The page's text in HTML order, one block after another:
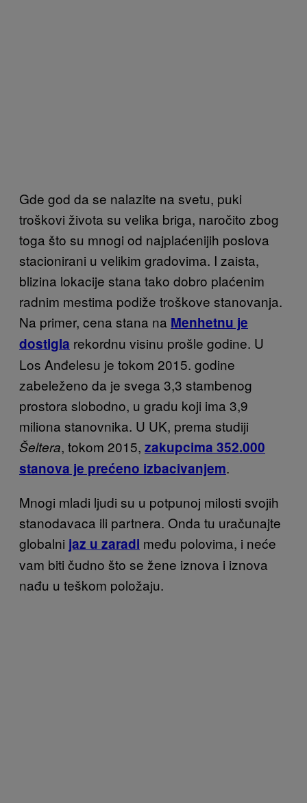
Gde god da se nalazite na svetu, puki
troškovi života su velika briga, naročito zbog
toga što su mnogi od najplaćenijih poslova
stacionirani u velikim gradovima. I zaista,
blizina lokacije stana tako dobro plaćenim
radnim mestima podiže troškove stanovanja.
Na primer, cena stana na Menhetnu je
dostigla rekordnu visinu prošle godine. U
Los Anđelesu je tokom 2015. godine
zabeleženo da je svega 3,3 stambenog
prostora slobodno, u gradu koji ima 3,9
miliona stanovnika. U UK, prema studiji
Šeltera, tokom 2015, zakupcima 352.000
stanova je prećeno izbacivanjem.
Mnogi mladi ljudi su u potpunoj milosti svojih
stanodavaca ili partnera. Onda tu uračunajte
globalni jaz u zaradi među polovima, i neće
vam biti čudno što se žene iznova i iznova
nađu u teškom položaju.